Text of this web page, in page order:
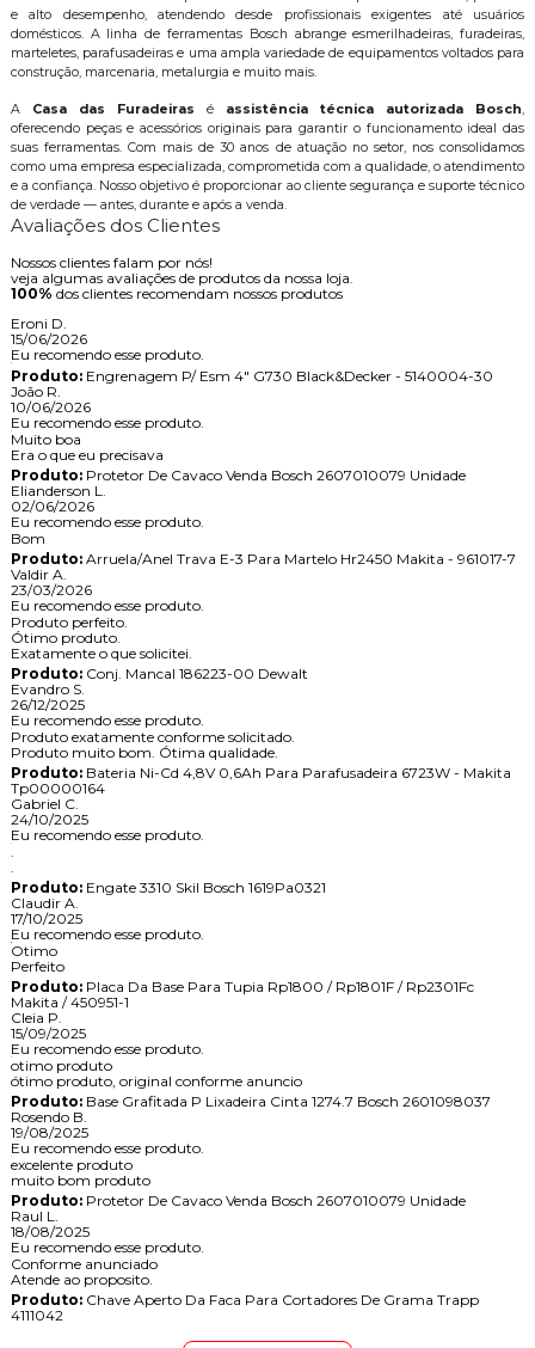
e alto desempenho, atendendo desde profissionais exigentes até usuários
domésticos. A linha de ferramentas Bosch abrange esmerilhadeiras, furadeiras,
marteletes, parafusadeiras e uma ampla variedade de equipamentos voltados para
construção, marcenaria, metalurgia e muito mais.
A Casa das Furadeiras é assistência técnica autorizada Bosch
oferecendo peças e acessórios originais para garantir o funcionamento ideal das
suas ferramentas. Com mais de 30 anos de atuação no setor, nos consolidamos
como uma empresa especializada, comprometida com a qualidade, o atendimento
e a confiança. Nosso objetivo é proporcionar ao cliente segurança e suporte técnico
de verdade — antes, durante e após a venda.
Avaliações dos Clientes
Nossos clientes falam por nós!
veja algumas avaliações de produtos da nossa loja.
100% dos clientes recomendam nossos produtos
Eroni D.
15/06/2026
Eu recomendo esse produto.
Produto:Engrenagem P/ Esm 4" G730 Black&Decker - 5140004-30
João R.
10/06/2026
Eu recomendo esse produto.
Muito boa
Era o que eu precisava
Produto:Protetor De Cavaco Venda Bosch 2607010079 Unidade
Elianderson L.
02/06/2026
Eu recomendo esse produto.
Bom
Produto:Arruela/Anel Trava E-3 Para Martelo Hr2450 Makita - 961017-7
Valdir A.
23/03/2026
Eu recomendo esse produto.
Produto perfeito.
Ótimo produto.
Exatamente o que solicitei.
Produto:Conj. Mancal 186223-00 Dewalt
Evandro S.
26/12/2025
Eu recomendo esse produto.
Produto exatamente conforme solicitado.
Produto muito bom. Ótima qualidade.
Produto:Bateria Ni-Cd 4,8V 0,6Ah Para Parafusadeira 6723W - Makita
Tp00000164
Gabriel C.
24/10/2025
Eu recomendo esse produto.
Produto:Engate 3310 Skil Bosch 1619Pa0321
Claudir A.
17/10/2025
Eu recomendo esse produto.
Otimo
Perfeito
Produto:Placa Da Base Para Tupia Rp1800 / Rp1801F / Rp2301Fc
Makita / 450951-1
Cleia P.
15/09/2025
Eu recomendo esse produto.
otimo produto
ótimo produto, original conforme anuncio
Produto:Base Grafitada P Lixadeira Cinta 1274.7 Bosch 2601098037
Rosendo B.
19/08/2025
Eu recomendo esse produto.
excelente produto
muito bom produto
Produto:Protetor De Cavaco Venda Bosch 2607010079 Unidade
Raul L.
18/08/2025
Eu recomendo esse produto.
Conforme anunciado
Atende ao proposito.
Produto:Chave Aperto Da Faca Para Cortadores De Grama Trapp
4111042